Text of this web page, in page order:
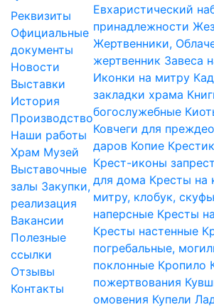
Реквизиты
Официальные
документы
Новости
Выставки
История
Производство
Наши работы
Храм Музей
Выставочные
залы Закупки,
реализация
Вакансии
Полезные
ссылки
Отзывы
Контакты
Евхаристический
принадлежности
Жертвенники,
жертвенник Завеса
Иконки на митру
закладки храма
богослужебные
Ковчеги для
даров Копие
Крест-иконы
для дома Кресты на
митру, клобук,
наперсные Кресты
Кресты настенные
погребальные,
поклонные Кропило
пожертвования
омовения Купели